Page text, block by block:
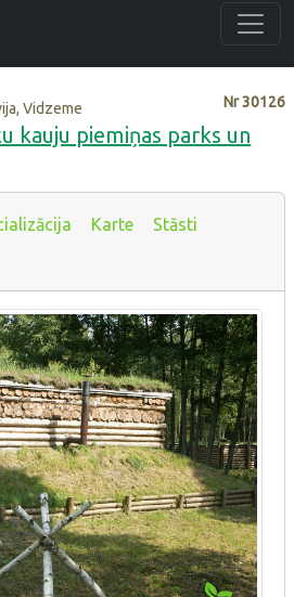
Nr30126
Vidzeme
kauju piemiņas parks un
Karte Stāsti